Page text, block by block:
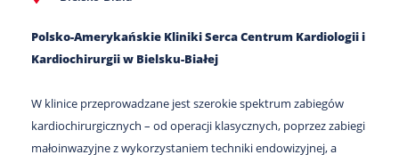
Polsko-Amerykańskie Kliniki Serca Centrum Kardiologii i
Kardiochirurgii w Bielsku-Białej
W klinice przeprowadzane jest szerokie spektrum zabiegów
kardiochirurgicznych – od operacji klasycznych, poprzez zabiegi
małoinwazyjne z wykorzystaniem techniki endowizyjnej, a